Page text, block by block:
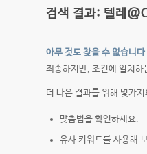
검색 결과: 텔레
아무 것도 찾을 수 없습니다
죄송하지만, 조건에 일치하
더 나은 결과를 위해 몇가
맞춤법을 확인하세요.
유사 키워드를 사용해